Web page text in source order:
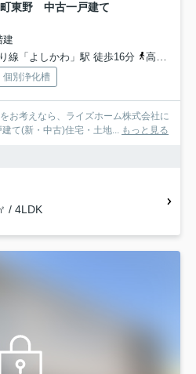
町東野 中古一戸建て
建
線「よしかわ」駅 徒歩16分
高知東部交通「馬袋」バス停下車 徒歩3分
個別浄化槽
お考えなら、ライズホーム株式会社に
て(新・中古)住宅・土地... もっと見る
/ 4LDK